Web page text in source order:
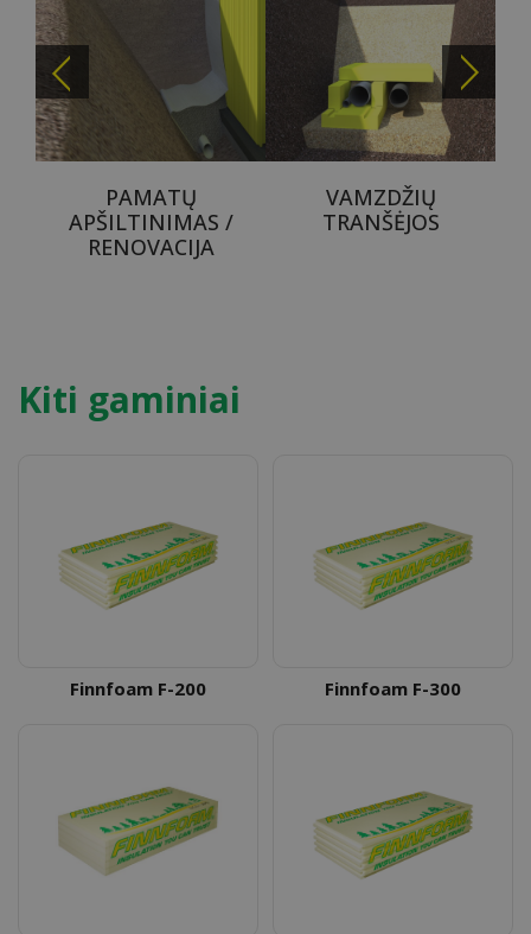
PAMATŲ
APŠILTINIMAS /
RENOVACIJA
VAMZDŽIŲ
TRANŠĖJOS
Kiti gaminiai
Finnfoam F-200 Finnfoam F-300